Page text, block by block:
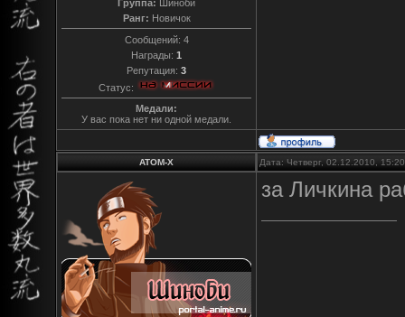
Группа: Шиноби
Ранг: Новичок
Сообщений: 4
Награды: 1
Репутация: 3
Статус:
Медали:
У вас пока нет ни одной медали.
ATOM-X Дата: Четверг, 02.12.2010,
за Личкина